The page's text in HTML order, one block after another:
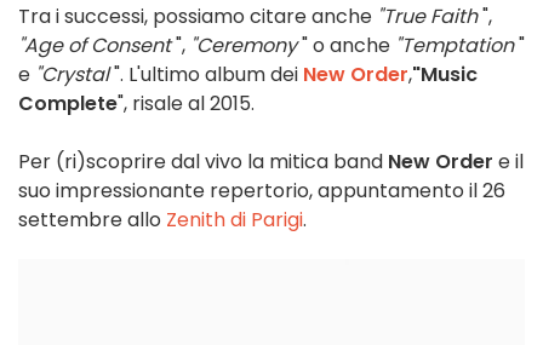
Tra i successi, possiamo citare anche "True Faith",
"Age of Consent", "Ceremony" o anche "Temptation"
e "Crystal". L'ultimo album dei New Order,"Music
Complete", risale al 2015.
Per (ri)scoprire dal vivo la mitica band New Order e il
suo impressionante repertorio, appuntamento il 26
settembre allo Zenith di Parigi.